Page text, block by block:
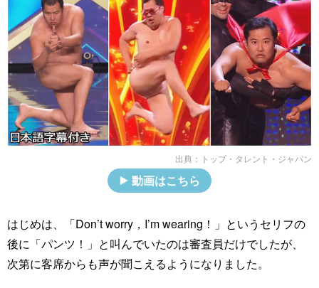
出典： トップ・タレント・ジャパン
動画はこちら
はじめは、「Don’t worry，I’m wearing！」というセリフの
後に「パンツ！」と叫んでいたのは審査員だけでしたが、
次第に客席からも声が聞こえるようになりました。